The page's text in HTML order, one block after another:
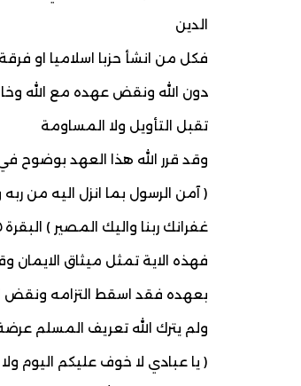
الدين
فكل من انشأ حزبا اسلاميا او
دون الله ونقض عهده مع الله
تقبل التأويل ولا المساومة
وقد قرر الله هذا العهد بوضوح
( آمن الرسول بما انزل اليه من
غفرانك ربنا واليك المصير ) البقرة ٢٨٥
فهذه الاية تمثل ميثاق الايمان
بعهده فقد اسقط التزامه ونقض
ولم يترك الله تعريف المسلم
( يا عبادي لا خوف عليكم اليوم ولا